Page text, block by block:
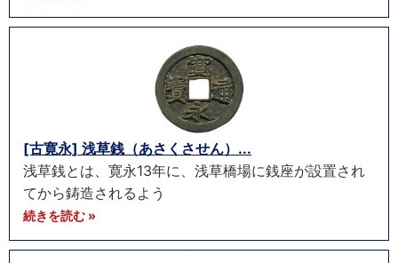
[古寛永] 浅草銭（あさくさせん）...
浅草銭とは、寛永13年に、浅草橋場に銭座が設置され
てから鋳造されるよう
続きを読む »